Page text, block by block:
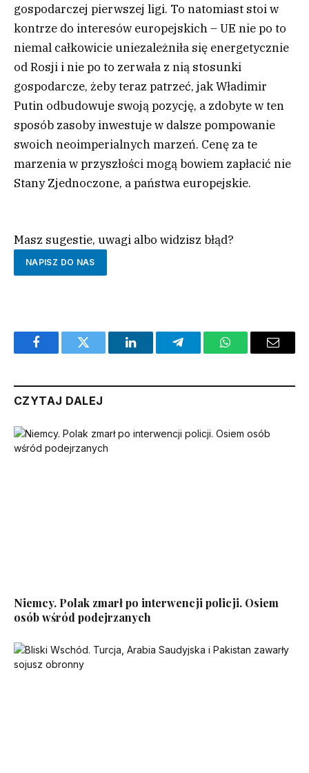
gospodarczej pierwszej ligi. To natomiast stoi w
kontrze do interesów europejskich – UE nie po to
niemal całkowicie uniezależniła się energetycznie
od Rosji i nie po to zerwała z nią stosunki
gospodarcze, żeby teraz patrzeć, jak Władimir
Putin odbudowuje swoją pozycję, a zdobyte w ten
sposób zasoby inwestuje w dalsze pompowanie
swoich neoimperialnych marzeń. Cenę za te
marzenia w przyszłości mogą bowiem zapłacić nie
Stany Zjednoczone, a państwa europejskie.
Masz sugestie, uwagi albo widzisz błąd?
NAPISZ DO NAS
FacebookTwitter LinkedInTelegramWhatsAppEmail
CZYTAJ DALEJ
Niemcy. Polak zmarł po interwencji policji. Osiem
osób wśród podejrzanych